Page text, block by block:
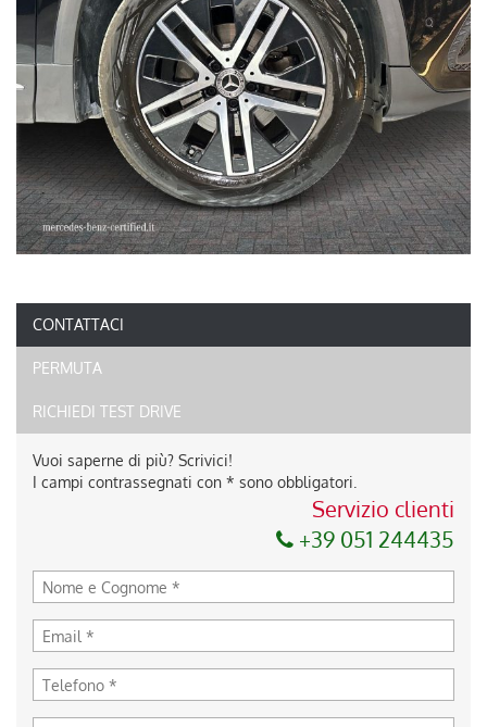
CONTATTACI
PERMUTA
RICHIEDI TEST DRIVE
Vuoi saperne di più? Scrivici!
I campi contrassegnati con * sono obbligatori.
Servizio clienti
+39 051 244435